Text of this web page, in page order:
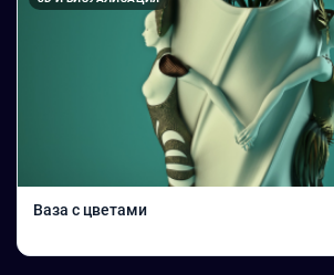
Ваза с цветами